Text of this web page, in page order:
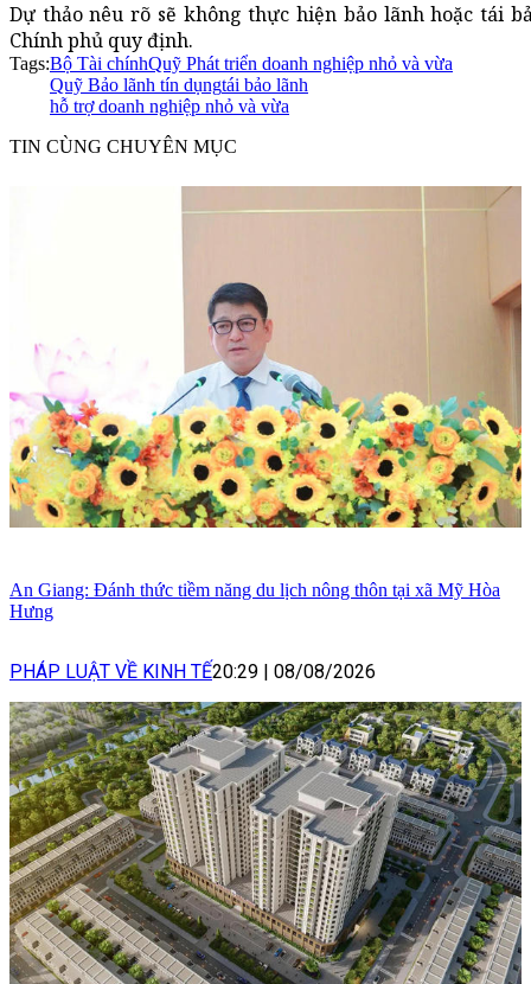
Dự thảo nêu rõ sẽ không thực hiện bảo lãnh hoặc tái
Chính phủ quy định.
Tags:Bộ Tài chínhQuỹ Phát triển doanh nghiệp nhỏ và vừa
Quỹ Bảo lãnh tín dụngtái bảo lãnh
hỗ trợ doanh nghiệp nhỏ và vừa
TIN CÙNG CHUYÊN MỤC
An Giang: Đánh thức tiềm năng du lịch nông thôn tại xã Mỹ Hòa
Hưng
PHÁP LUẬT VỀ KINH TẾ20:29 08/08/2026